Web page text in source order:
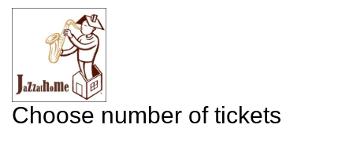
Choose number of tickets